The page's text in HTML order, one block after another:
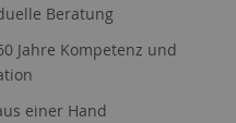
Beratung
Jahre Kompetenz und
einer Hand